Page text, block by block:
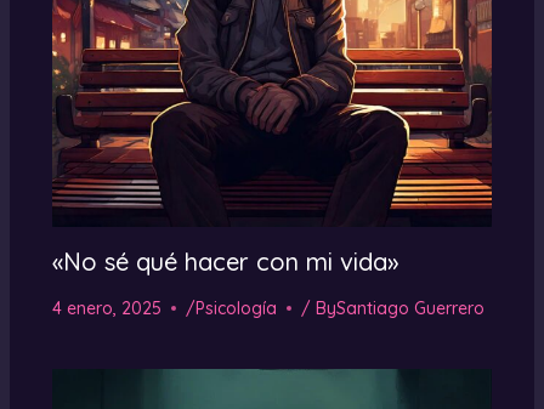
«No sé qué hacer con mi vida»
4 enero, 2025 /Psicología / BySantiago Guerrero